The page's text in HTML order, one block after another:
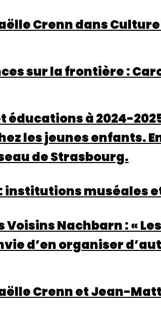
Crenn dans
sur la frontière :
éducations à 2024-
les jeunes enfants.
de Strasbourg.
institutions muséales
Voisins Nachbarn : «
d’en organiser
Crenn et Jean-